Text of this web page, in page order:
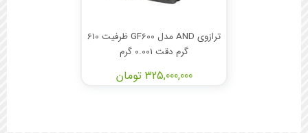
ترازوی AND مدل GF600 ظرفیت 610
گرم دقت 0.001 گرم
325,000,000 تومان